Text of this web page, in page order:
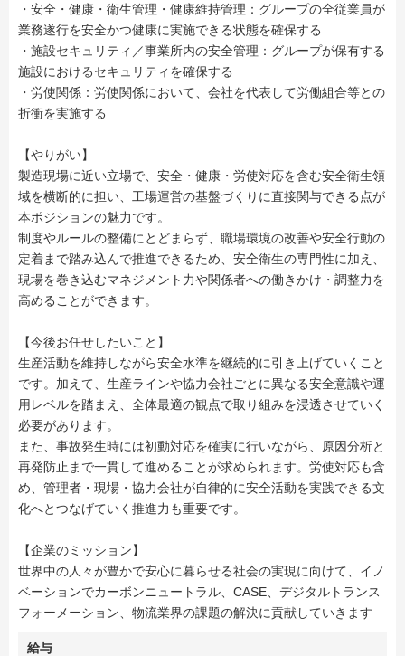
・安全・健康・衛生管理・健康維持管理：グループの全従業員が
業務遂行を安全かつ健康に実施できる状態を確保する
・施設セキュリティ／事業所内の安全管理：グループが保有する
施設におけるセキュリティを確保する
・労使関係：労使関係において、会社を代表して労働組合等との
折衝を実施する
【やりがい】
製造現場に近い立場で、安全・健康・労使対応を含む安全衛生領
域を横断的に担い、工場運営の基盤づくりに直接関与できる点が
本ポジションの魅力です。
制度やルールの整備にとどまらず、職場環境の改善や安全行動の
定着まで踏み込んで推進できるため、安全衛生の専門性に加え、
現場を巻き込むマネジメント力や関係者への働きかけ・調整力を
高めることができます。
【今後お任せしたいこと】
生産活動を維持しながら安全水準を継続的に引き上げていくこと
です。加えて、生産ラインや協力会社ごとに異なる安全意識や運
用レベルを踏まえ、全体最適の観点で取り組みを浸透させていく
必要があります。
また、事故発生時には初動対応を確実に行いながら、原因分析と
再発防止まで一貫して進めることが求められます。労使対応も含
め、管理者・現場・協力会社が自律的に安全活動を実践できる文
化へとつなげていく推進力も重要です。
【企業のミッション】
世界中の人々が豊かで安心に暮らせる社会の実現に向けて、イノ
ベーションでカーボンニュートラル、CASE、デジタルトランス
フォーメーション、物流業界の課題の解決に貢献していきます
給与